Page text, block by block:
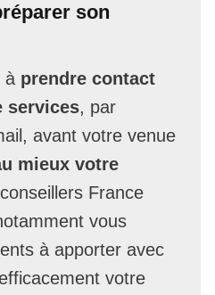
son
à prendre contact
services, par
avant votre venue
mieux votre
France
vous
à apporter avec
votre